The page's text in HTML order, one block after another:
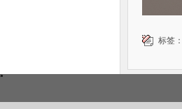
标签：